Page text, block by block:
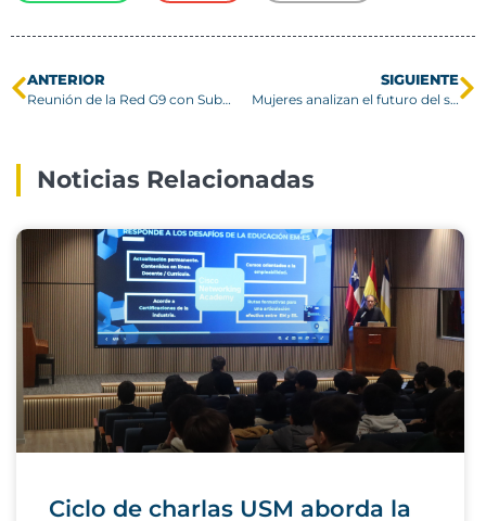
ANTERIOR
Reunión de la Red G9 con Subsecretario de Educación Superior da certezas respecto a la recuperación de glosa histórica
SIGUIENTE
Mujeres analizan el futuro del sector energético en Campus San Joaquín
Noticias Relacionadas
Ciclo de charlas USM aborda la